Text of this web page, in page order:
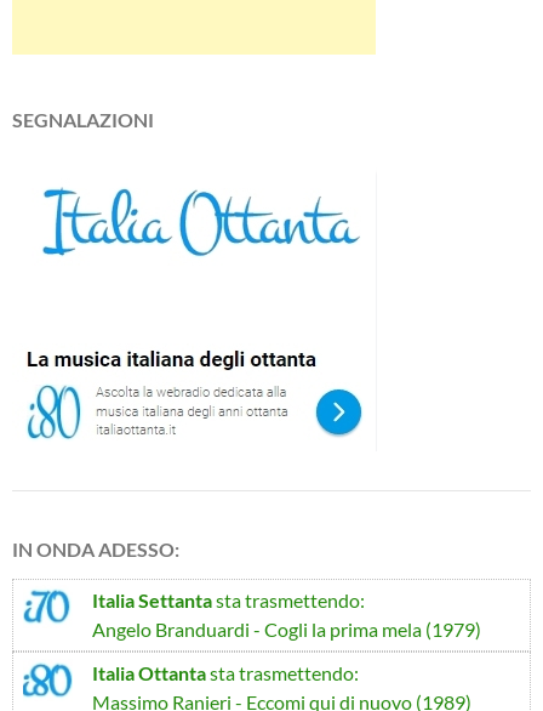
SEGNALAZIONI
IN ONDA ADESSO:
Italia Settantasta trasmettendo:
Angelo Branduardi - Cogli la prima mela (1979)
Italia Ottantasta trasmettendo:
Massimo Ranieri - Eccomi qui di nuovo (1989)